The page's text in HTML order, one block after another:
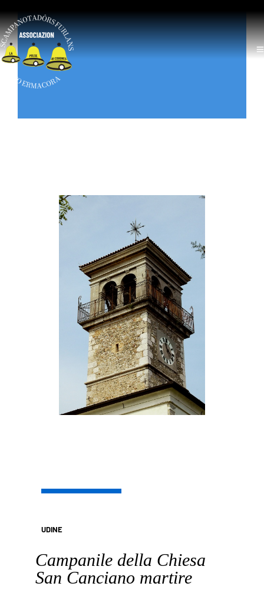
UDINE
Campanile della Chiesa
San Canciano martire